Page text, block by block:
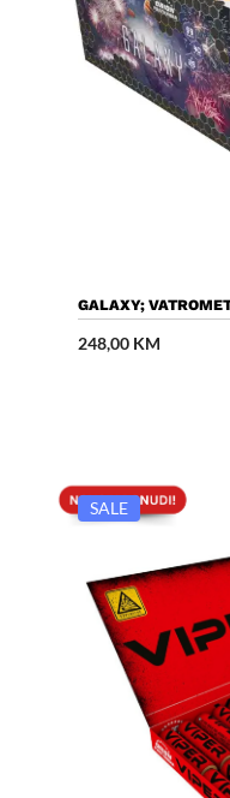
GALAXY;
248,00 KM
SALE